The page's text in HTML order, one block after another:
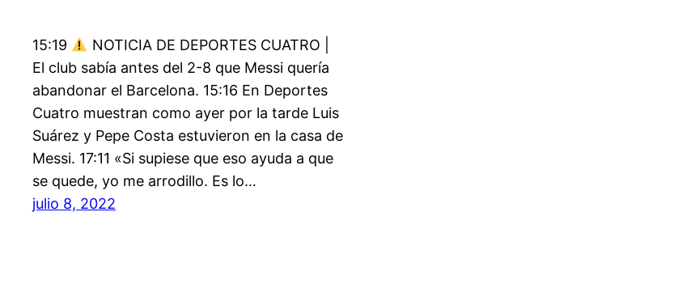
15:19
NOTICIA DE DEPORTES CUATRO |
El club sabía antes del 2-8 que Messi quería
abandonar el Barcelona. 15:16 En Deportes
Cuatro muestran como ayer por la tarde Luis
Suárez y Pepe Costa estuvieron en la casa de
Messi. 17:11 «Si supiese que eso ayuda a que
se quede, yo me arrodillo. Es lo…
julio 8, 2022